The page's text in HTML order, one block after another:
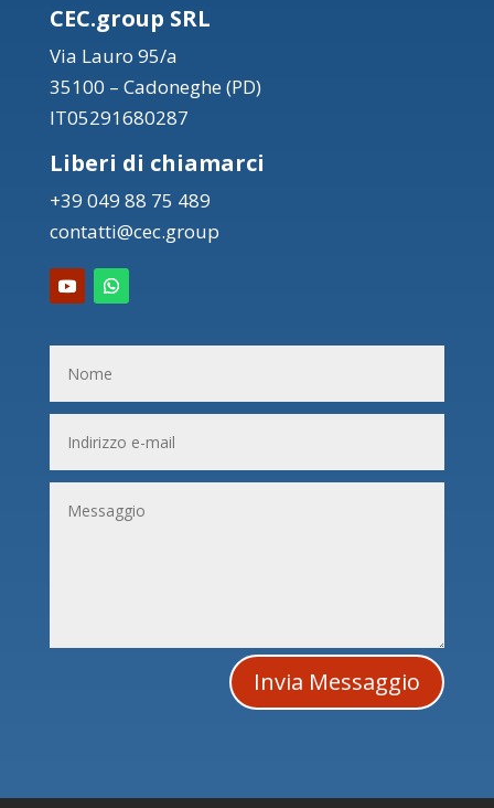
CEC.group SRL
Via Lauro 95/a
35100 – Cadoneghe (PD)
IT05291680287
Liberi di chiamarci
+39 049 88 75 489
contatti@cec.group
Invia Messaggio